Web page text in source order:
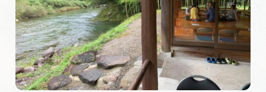
旅の予約
アクセス
インフォメーション